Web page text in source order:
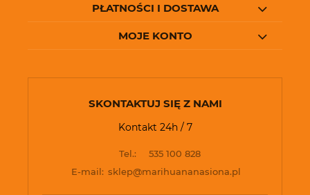
PŁATNOŚCI I DOSTAWA
MOJE KONTO
SKONTAKTUJ SIĘ Z NAMI
Kontakt 24h / 7
Tel.:
535 100 828
E-mail: sklep@marihuananasiona.pl